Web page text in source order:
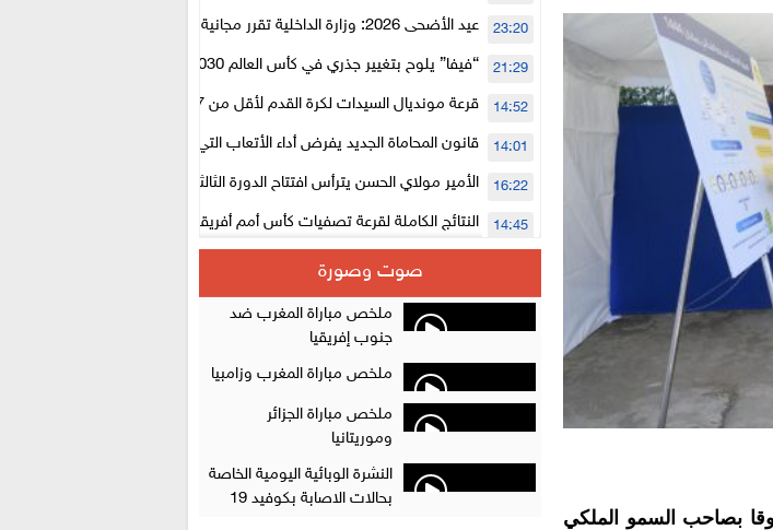
بصاحب السمو الملكي
عيد الأضحى 2026: وزارة الداخلية تقرر مجانية ولوج أسواق الماشية وتعلن
لتنظيمها
23:20
“فيفا” يلوح بتغيير جذري في كأس العالم 2030 21:29
المستوى الأول
14:52
قانون المحاماة الجديد يفرض أداء الأتعاب التي تفوق 10 آلاف درهم بالشيك 14:01
الأمير مولاي الحسن يترأس افتتاح الدورة الثالثة من معرض المغرب لصناعة
الإلكترونية
16:22
النتائج الكاملة لقرعة تصفيات كأس أمم أفريقيا 2027 14:45
سلا.. توقيف ثلاثة مروجين وحجز أكثر من 4300 قرص مخدر وكوكايين وإكستازي
أقراص مهلوسة داخل فضاء للشيشة تستنفر شرطة أكادير 12:48
صوت وصورة
ملخص مباراة المغرب ضد
جنوب إفريقيا
ملخص مباراة المغرب وزامبيا
ملخص مباراة الجزائر
وموريتانيا
النشرة الوبائية اليومية الخاصة
بحالات الاصابة بكوفيد 19